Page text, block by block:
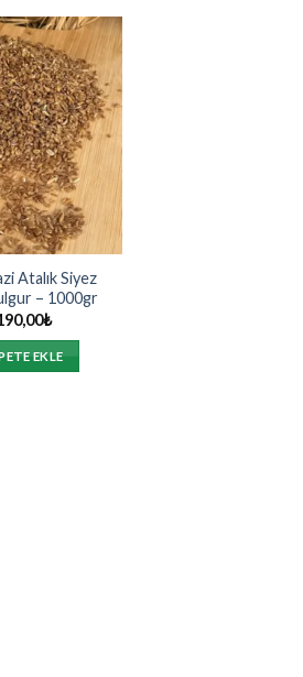
Atalık Siyez
– 1000gr
₺
EKLE